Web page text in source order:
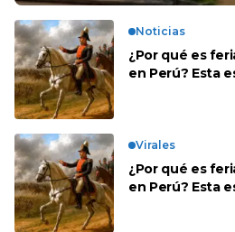
Noticias
¿Por qué es
en Perú? Esta
Virales
¿Por qué es
en Perú? Esta